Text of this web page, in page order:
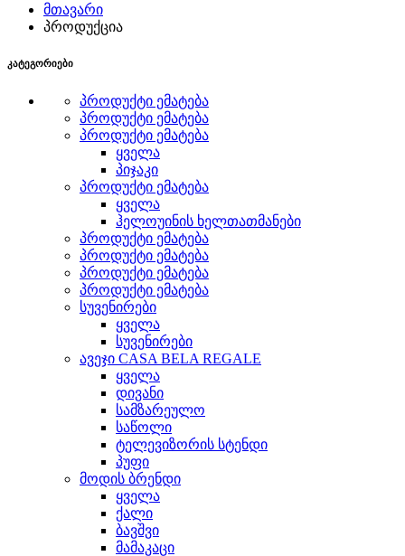
მთავარი
პროდუქცია
კატეგორიები
პროდუქტი ემატება
პროდუქტი ემატება
პროდუქტი ემატება
ყველა
პიჯაკი
პროდუქტი ემატება
ყველა
ჰელოუინის ხელთათმანები
პროდუქტი ემატება
პროდუქტი ემატება
პროდუქტი ემატება
პროდუქტი ემატება
სუვენირები
ყველა
სუვენირები
ავეჯი CASA BELA REGALE
ყველა
დივანი
სამზარეულო
საწოლი
ტელევიზორის სტენდი
პუფი
მოდის ბრენდი
ყველა
ქალი
ბავშვი
მამაკაცი